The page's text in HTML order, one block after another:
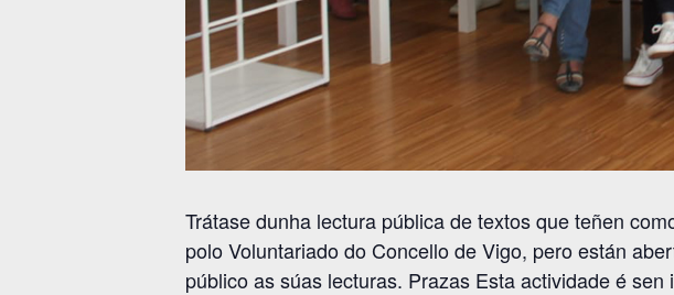
Trátase dunha lectura pública de textos que teñen
polo Voluntariado do Concello de Vigo, pero están
público as súas lecturas. Prazas Esta actividade é